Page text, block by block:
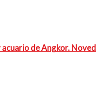
de Angkor.